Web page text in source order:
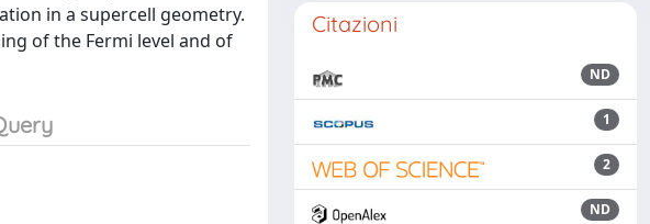
in a supercell geometry.
of the Fermi level and of
Citazioni
ND
1
2
ND